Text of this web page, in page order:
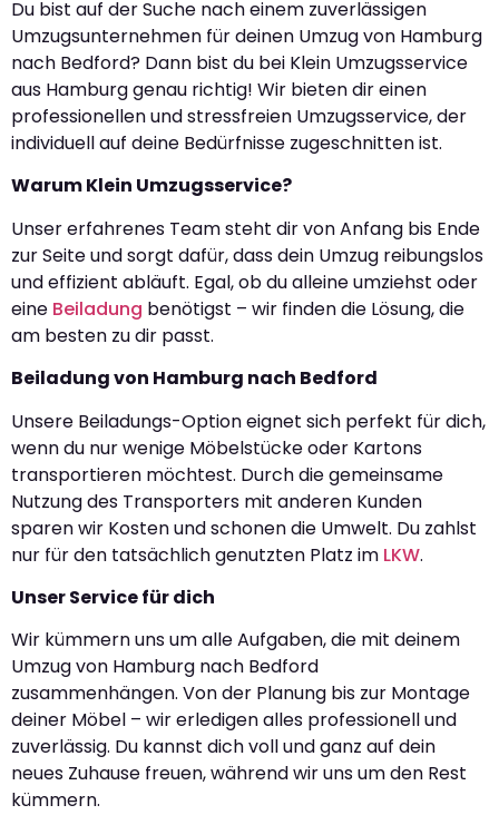
Du bist auf der Suche nach einem zuverlässigen
Umzugsunternehmen für deinen Umzug von Hamburg
nach Bedford? Dann bist du bei Klein Umzugsservice
aus Hamburg genau richtig! Wir bieten dir einen
professionellen und stressfreien Umzugsservice, der
individuell auf deine Bedürfnisse zugeschnitten ist.
Warum Klein Umzugsservice?
Unser erfahrenes Team steht dir von Anfang bis Ende
zur Seite und sorgt dafür, dass dein Umzug reibungslos
und effizient abläuft. Egal, ob du alleine umziehst oder
eine Beiladung benötigst – wir finden die Lösung, die
am besten zu dir passt.
Beiladung von Hamburg nach Bedford
Unsere Beiladungs-Option eignet sich perfekt für dich,
wenn du nur wenige Möbelstücke oder Kartons
transportieren möchtest. Durch die gemeinsame
Nutzung des Transporters mit anderen Kunden
sparen wir Kosten und schonen die Umwelt. Du zahlst
nur für den tatsächlich genutzten Platz im LKW.
Unser Service für dich
Wir kümmern uns um alle Aufgaben, die mit deinem
Umzug von Hamburg nach Bedford
zusammenhängen. Von der Planung bis zur Montage
deiner Möbel – wir erledigen alles professionell und
zuverlässig. Du kannst dich voll und ganz auf dein
neues Zuhause freuen, während wir uns um den Rest
kümmern.